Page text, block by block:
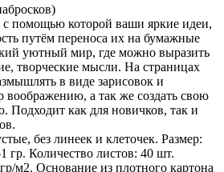
с помощью которой ваши яркие идеи,
путём переноса их на бумажные
уютный мир, где можно выразить
творческие мысли. На страницах
в виде зарисовок и
воображению, а так же создать свою
Подходит как для новичков, так и
без линеек и клеточек. Размер:
гр. Количество листов: 40 шт.
м2. Основание из плотного картона